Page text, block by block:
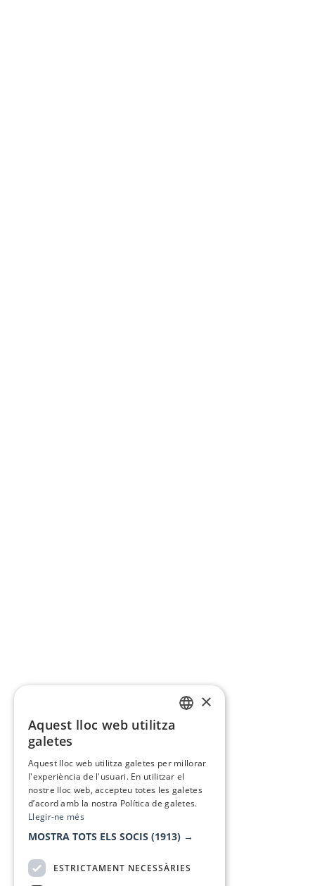
×
Aquest lloc web utilitza
galetes
Aquest lloc web utilitza galetes per millorar
l'experiència de l'usuari. En utilitzar el
nostre lloc web, accepteu totes les galetes
d’acord amb la nostra Política de galetes.
Llegir-ne més
MOSTRA TOTS ELS SOCIS (1913) →
ESTRICTAMENT NECESSÀRIES